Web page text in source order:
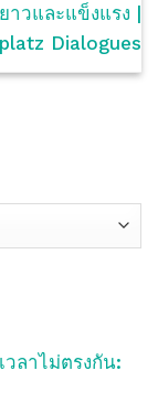
าวและแข็งแรง |
Dialogues
ลาไม่ตรงกัน: